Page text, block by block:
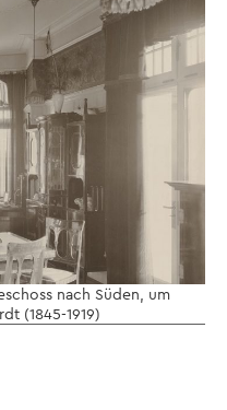
nach Süden, um
(1845-1919)